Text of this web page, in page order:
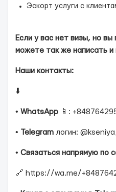
Эскорт услуги с
Если у вас нет визы, но
можете так же написать
Наши контакты:
⬇️
• WhatsApp 📱:
• Telegram логин:
• Связаться напрямую по
🔗 https://wa.me/